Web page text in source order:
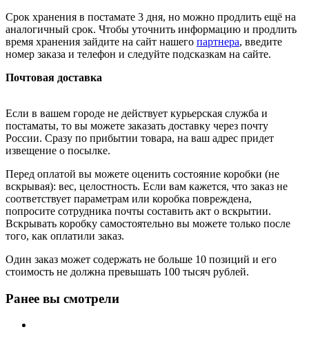
Срок хранения в постамате 3 дня, но можно продлить ещё на
аналогичный срок. Чтобы уточнить информацию и продлить
время хранения зайдите на сайт нашего партнера, введите
номер заказа и телефон и следуйте подсказкам на сайте.
Почтовая доставка
Если в вашем городе не действует курьерская служба и
постаматы, то вы можете заказать доставку через почту
России. Сразу по прибытии товара, на ваш адрес придет
извещение о посылке.
Перед оплатой вы можете оценить состояние коробки (не
вскрывая): вес, целостность. Если вам кажется, что заказ не
соответствует параметрам или коробка повреждена,
попросите сотрудника почты составить акт о вскрытии.
Вскрывать коробку самостоятельно вы можете только после
того, как оплатили заказ.
Один заказ может содержать не больше 10 позиций и его
стоимость не должна превышать 100 тысяч рублей.
Ранее вы смотрели